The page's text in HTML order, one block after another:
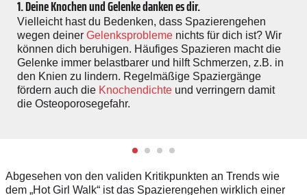
1. Deine Knochen und Gelenke danken es dir.
Vielleicht hast du Bedenken, dass Spazierengehen
wegen deiner Gelenksprobleme nichts für dich ist? Wir
können dich beruhigen. Häufiges Spazieren macht die
Gelenke immer belastbarer und hilft Schmerzen, z.B. in
den Knien zu lindern. Regelmäßige Spaziergänge
fördern auch die Knochendichte und verringern damit
die Osteoporosegefahr.
Abgesehen von den validen Kritikpunkten an Trends wie
dem „Hot Girl Walk“ ist das Spazierengehen wirklich einer